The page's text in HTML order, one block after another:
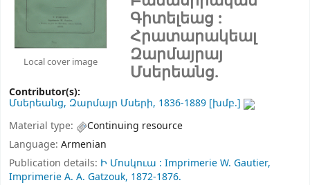
Local cover image
Գիտելեաց :
Հրատարակեալ
Զարմայրայ
Մսերեանց.
Contributor(s):
Մսերեանց, Զարմայր Մսերի, 1836-1889 [խմբ.]
Material type:
Continuing resource
Language: Armenian
Publication details: Ի Մոսկուա : Imprimerie W. Gautier,
Imprimerie A. A. Gatzouk, 1872-1876.